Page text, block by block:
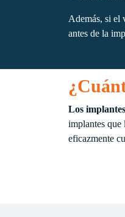
Además, si el
antes de la
Los
implantes que
eficazmente